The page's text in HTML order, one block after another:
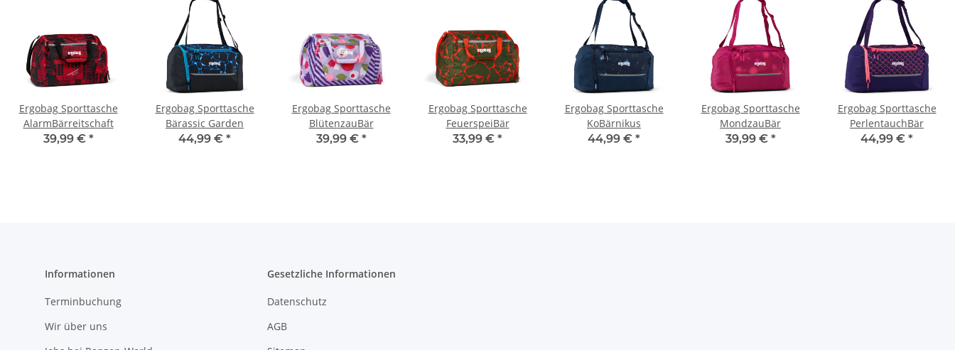
Ergobag Sporttasche
AlarmBärreitschaft
39,99 € *
Ergobag Sporttasche
Bärassic Garden
44,99 € *
Ergobag Sporttasche
BlütenzauBär
39,99 € *
Ergobag Sporttasche
FeuerspeiBär
33,99 € *
Ergobag Sporttasche
KoBärnikus
44,99 € *
Ergobag Sporttasche
MondzauBär
39,99 € *
Ergobag Sporttasche
PerlentauchBär
44,99 € *
Informationen
Terminbuchung
Wir über uns
Gesetzliche Informationen
Datenschutz
AGB